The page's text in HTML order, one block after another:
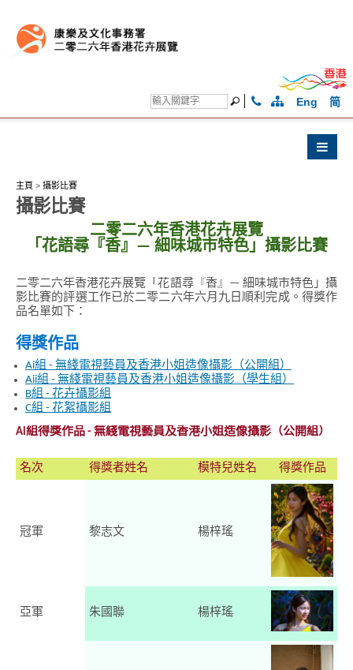
Eng 简
主頁 > 攝影比賽
攝影比賽
二零二六年香港花卉展覽
「花語尋『香』— 細味城市特色」攝影比賽
二零二六年香港花卉展覽「花語尋『香』— 細味城市特色」攝
影比賽的評選工作已於二零二六年六月九日順利完成。得獎作
品名單如下：
得獎作品
Ai組 - 無綫電視藝員及香港小姐造像攝影（公開組）
Aii組 - 無綫電視藝員及香港小姐造像攝影（學生組）
B組 - 花卉攝影組
C組 - 花絮攝影組
Ai組得獎作品 - 無綫電視藝員及香港小姐造像攝影（公開組）
名次 得獎者姓名 模特兒姓名 得獎作品
冠軍 黎志文 楊梓瑤
亞軍 朱國聯 楊梓瑤